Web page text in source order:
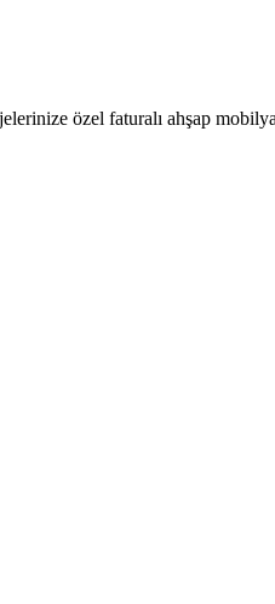
özel faturalı ahşap